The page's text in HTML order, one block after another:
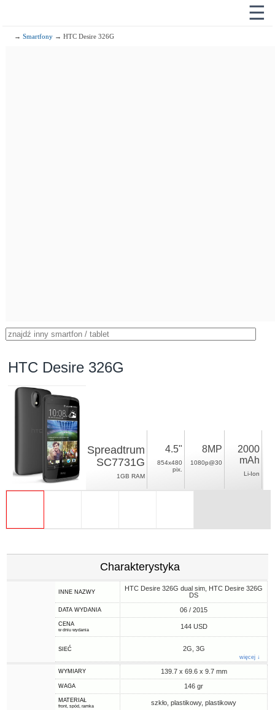
☰
→Smartfony → HTC Desire 326G
HTC Desire 326G
Spreadtrum
SC7731G
1GB RAM
4.5"
854x480
pix.
8MP
1080p@30
2000
mAh
Li-Ion
Charakterystyka
INNE NAZWY
HTC Desire 326G dual sim, HTC Desire 326G
DS
DATA WYDANIA 06 / 2015
CENA
w dniu wydania 144 USD
SIEĆ 2G, 3G
więcej ↓
WYMIARY 139.7 x 69.6 x 9.7 mm
WAGA 146 gr
MATERIAŁ
front, spód, ramka szkło, plastikowy, plastikowy